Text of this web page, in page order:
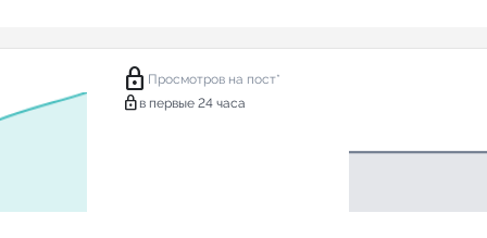
lock Просмотров на пост*
lock в первые 24 часа